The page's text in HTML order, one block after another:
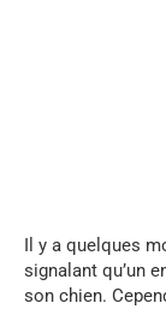
Il y a quelques
signalant qu’un
son chien.